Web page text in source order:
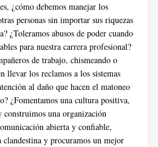
¿cómo debemos manejar los
personas sin importar sus riquezas
¿Toleramos abusos de poder cuando
para nuestra carrera profesional?
de trabajo, chismeando o
llevar los reclamos a los sistemas
al daño que hacen el matoneo
¿Fomentamos una cultura positiva,
una organización
abierta y confiable,
y procuramos un mejor